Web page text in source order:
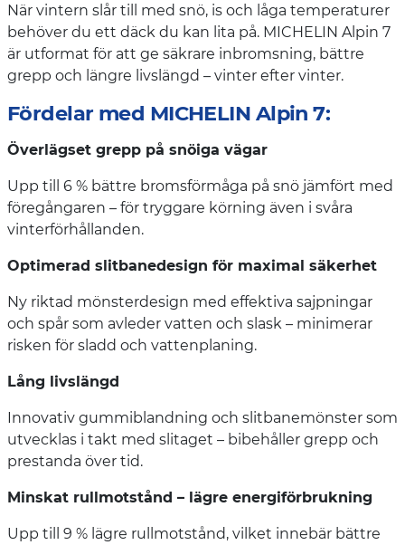
När vintern slår till med snö, is och låga temperaturer
behöver du ett däck du kan lita på. MICHELIN Alpin 7
är utformat för att ge säkrare inbromsning, bättre
grepp och längre livslängd – vinter efter vinter.
Fördelar med MICHELIN Alpin 7:
Överlägset grepp på snöiga vägar
Upp till 6 % bättre bromsförmåga på snö jämfört med
föregångaren – för tryggare körning även i svåra
vinterförhållanden.
Optimerad slitbanedesign för maximal säkerhet
Ny riktad mönsterdesign med effektiva sajpningar
och spår som avleder vatten och slask – minimerar
risken för sladd och vattenplaning.
Lång livslängd
Innovativ gummiblandning och slitbanemönster som
utvecklas i takt med slitaget – bibehåller grepp och
prestanda över tid.
Minskat rullmotstånd – lägre energiförbrukning
Upp till 9 % lägre rullmotstånd, vilket innebär bättre